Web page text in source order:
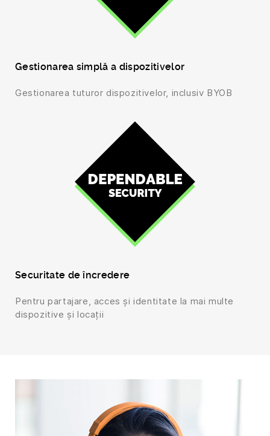
Gestionarea simplă a dispozitivelor
Gestionarea tuturor dispozitivelor, inclusiv BYOB
Securitate de încredere
Pentru partajare, acces și identitate la mai multe
dispozitive și locații